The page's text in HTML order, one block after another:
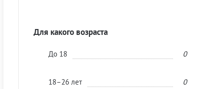
Для какого возраста
До 18 0
18–26 лет 0